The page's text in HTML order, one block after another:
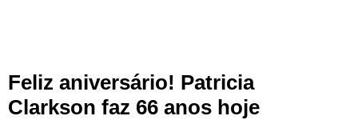
Feliz aniversário! Patricia
Clarkson faz 66 anos hoje